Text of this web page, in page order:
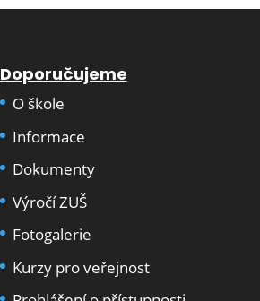
Doporučujeme
O škole
Informace
Dokumenty
Výročí ZUŠ
Fotogalerie
Kurzy pro veřejnost